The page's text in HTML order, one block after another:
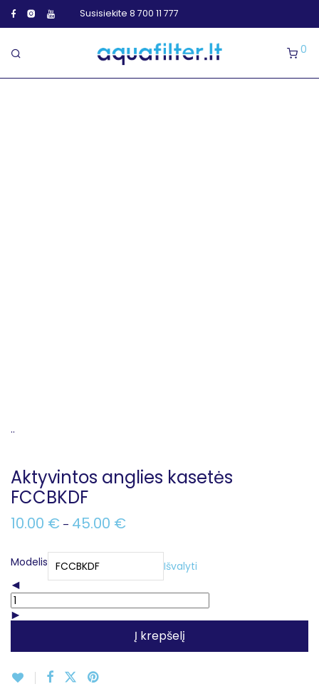
Susisiekite 8 700 11 777
0
..
Aktyvintos anglies kasetės
FCCBKDF
10.00 € – 45.00 €
Modelis Išvalyti
Į krepšelį